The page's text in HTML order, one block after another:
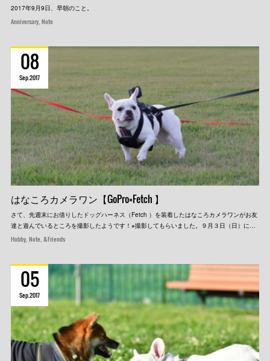
2017年9月9日、早朝のこと。
Anniversary Note
はなころカメラワン【GoPro×Fetch 】
さて、先週末にお借りしたドッグハーネス（Fetch ）を装着したはなころカメラワンがお友
達と遊んでいるところを撮影したようです！※撮影してもらいました。９月３日（日）に…
08
Sep2017
Hobby Note &Friends
05
Sep2017